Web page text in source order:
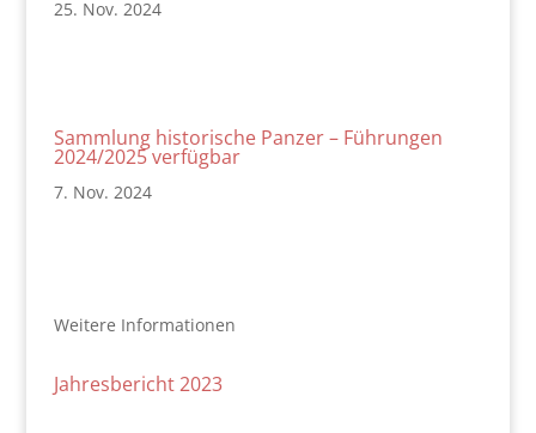
25. Nov. 2024
Sammlung historische Panzer – Führungen
2024/2025 verfügbar
7. Nov. 2024
Weitere Informationen
Jahresbericht 2023